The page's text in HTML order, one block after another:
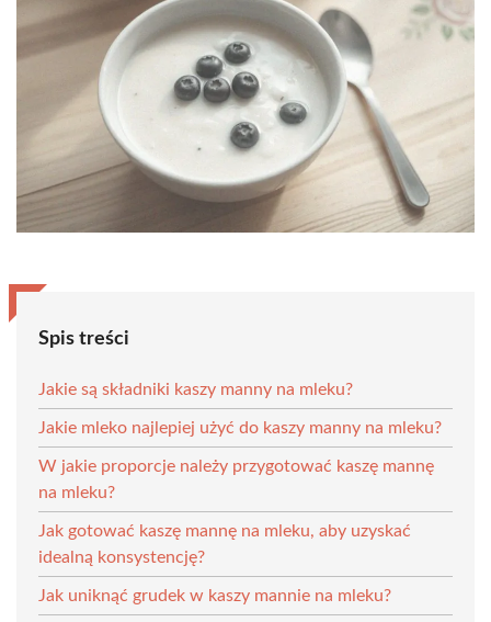
Spis treści
Jakie są składniki kaszy manny na mleku?
Jakie mleko najlepiej użyć do kaszy manny na mleku?
W jakie proporcje należy przygotować kaszę mannę
na mleku?
Jak gotować kaszę mannę na mleku, aby uzyskać
idealną konsystencję?
Jak uniknąć grudek w kaszy mannie na mleku?